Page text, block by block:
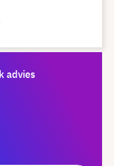
advies